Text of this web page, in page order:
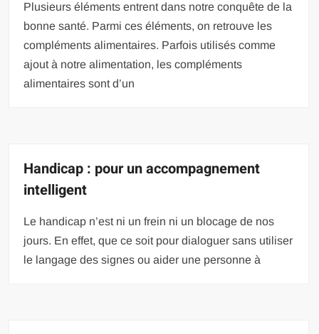
Plusieurs éléments entrent dans notre conquête de la
bonne santé. Parmi ces éléments, on retrouve les
compléments alimentaires. Parfois utilisés comme
ajout à notre alimentation, les compléments
alimentaires sont d’un
Handicap : pour un accompagnement
intelligent
Le handicap n’est ni un frein ni un blocage de nos
jours. En effet, que ce soit pour dialoguer sans utiliser
le langage des signes ou aider une personne à